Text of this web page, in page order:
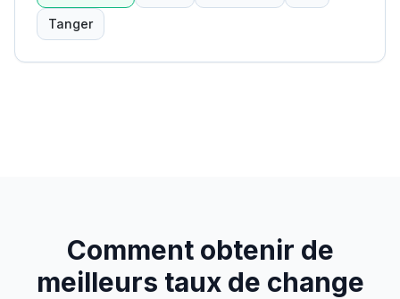
Tanger
Comment obtenir de
meilleurs taux de change